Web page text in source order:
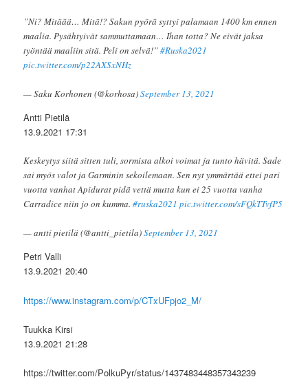
”Ni? Mitäää… Mitä!? Sakun pyörä syttyi palamaan 1400 km ennen
maalia. Pysähtyivät sammuttamaan… Ihan totta? Ne eivät jaksa
työntää maaliin sitä. Peli on selvä!”#Ruska2021
pic.twitter.com/p22AXSxNHz
— Saku Korhonen (@korhosa)September 13, 2021
Antti Pietilä
13.9.2021 17:31
Keskeytys siitä sitten tuli, sormista alkoi voimat ja tunto hävitä. Sade
sai myös valot ja Garminin sekoilemaan. Sen nyt ymmärtää ettei pari
vuotta vanhat Apidurat pidä vettä mutta kun ei 25 vuotta vanha
Carradice niin jo on kumma.#ruska2021 pic.twitter.com/sFQkTTvfP5
— antti pietilä (@antti_pietila)September 13, 2021
Petri Valli
13.9.2021 20:40
https://www.instagram.com/p/CTxUFpjo2_M/
Tuukka Kirsi
13.9.2021 21:28
https://twitter.com/PolkuPyr/status/1437483448357343239